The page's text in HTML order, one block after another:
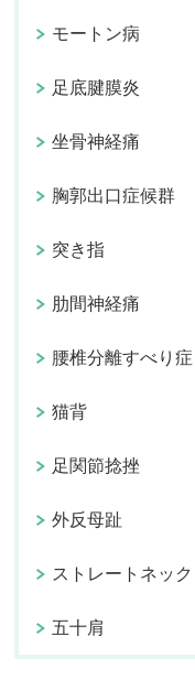
モートン病
足底腱膜炎
坐骨神経痛
胸郭出口症候群
突き指
肋間神経痛
腰椎分離すべり症
猫背
足関節捻挫
外反母趾
ストレートネック
五十肩